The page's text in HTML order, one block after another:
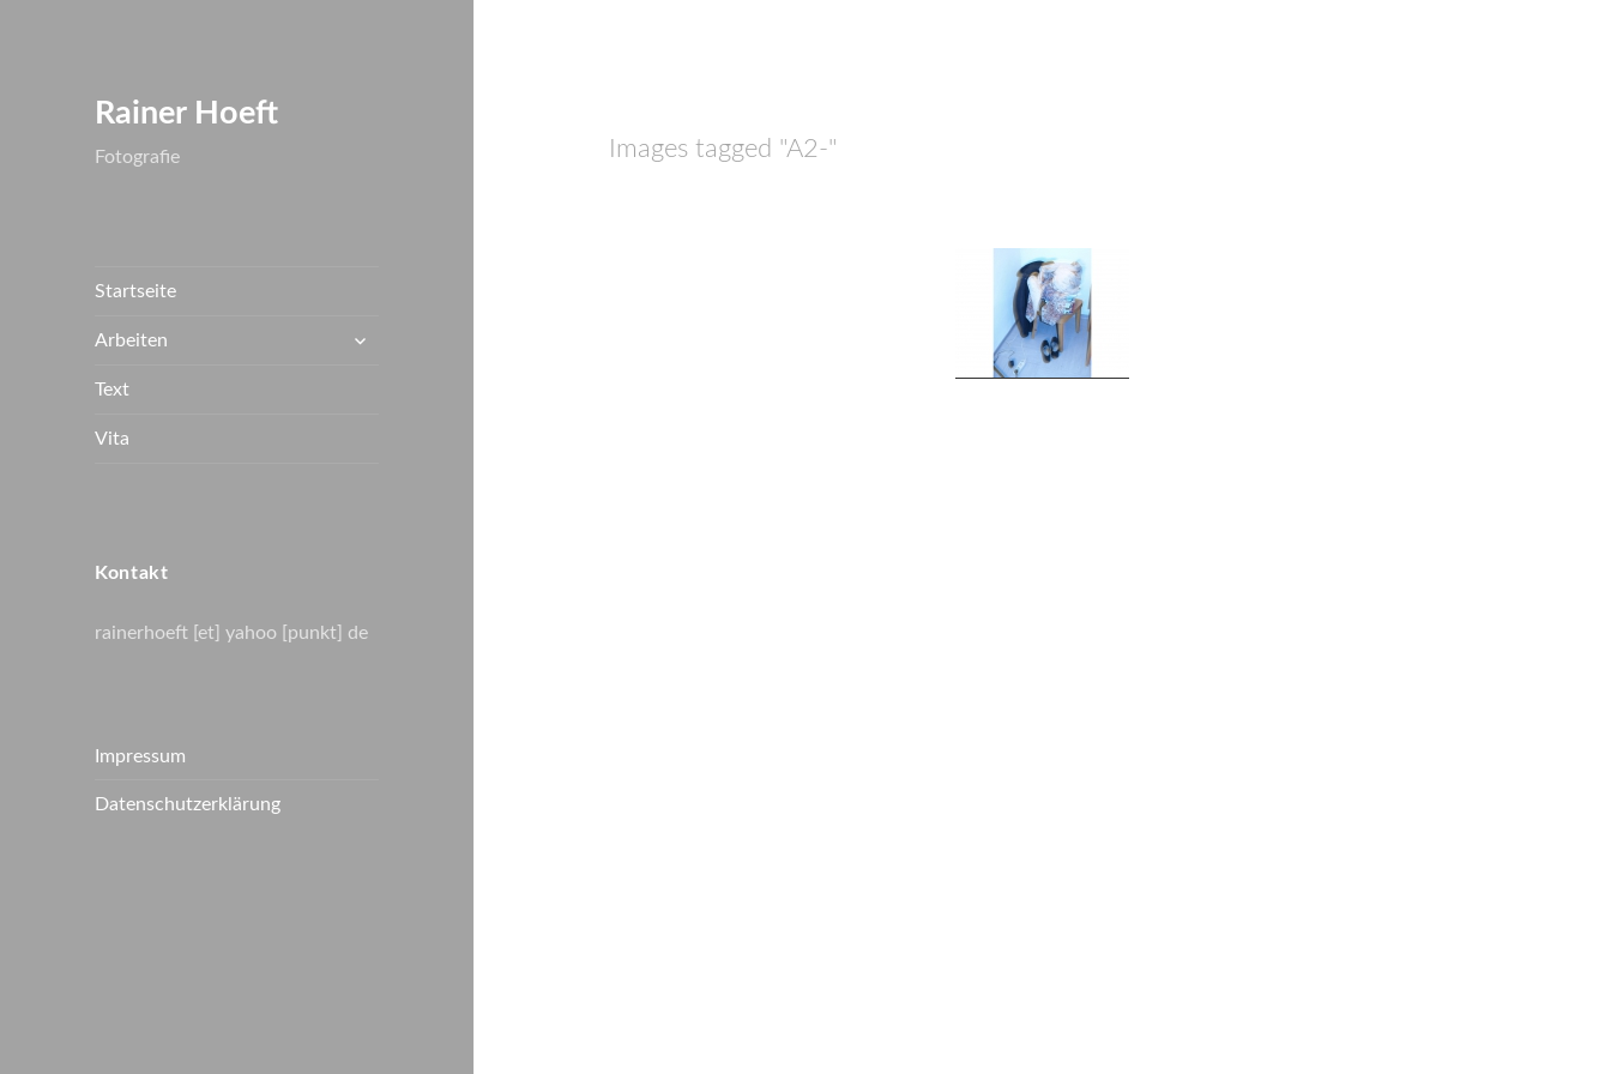
Rainer Hoeft
Fotografie
Startseite
Arbeiten
untermenü
Text
Vita
Kontakt
rainerhoeft [et] yahoo [punkt] de
Impressum
Datenschutzerklärung
Images tagged "A2-"